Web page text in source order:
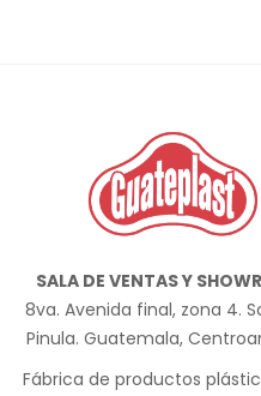
SALA DE VENTAS Y
8va. Avenida final, zona 4.
Pinula. Guatemala,
Fábrica de productos